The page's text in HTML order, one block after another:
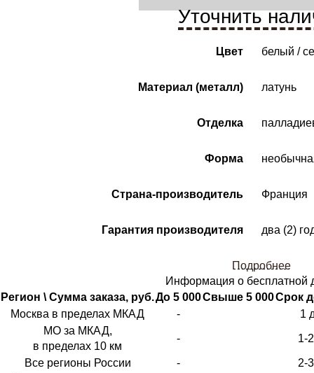
Уточнить
Цвет белый /
Материал (металл) латунь
Отделка
Форма
Страна-производитель Франция
Гарантия производителя два (2)
Подробнее
Информация о бесплатной
Регион \ Сумма заказа, руб.До 5 000Свыше 5 000Срок
Москва в пределах МКАД
-
1
МО за МКАД,
в пределах 10 км
- 1-
Все регионы России -
2-